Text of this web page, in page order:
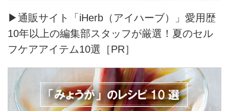
▶通販サイト「iHerb（アイハーブ）」愛用歴
10年以上の編集部スタッフが厳選！夏のセル
フケアアイテム10選［PR］